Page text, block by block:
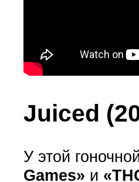
Juiced
У этой
Games» и